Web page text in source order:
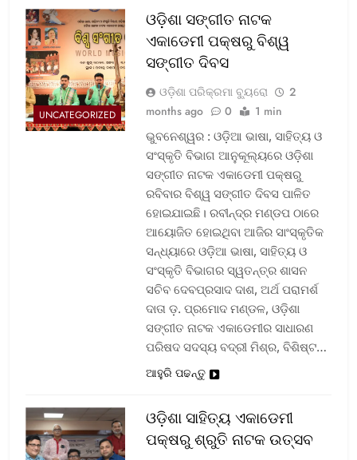
UNCATEGORIZED
ଓଡ଼ିଶା ସଙ୍ଗୀତ ନାଟକ
ଏକାଡେମୀ ପକ୍ଷରୁ ବିଶ୍ୱ
ସଙ୍ଗୀତ ଦିବସ
ଓଡ଼ିଶା ପରିକ୍ରମା ବ୍ୟୁରୋ
2
months ago
0 1 min
ଭୁବନେଶ୍ୱର : ଓଡ଼ିଆ ଭାଷା, ସାହିତ୍ୟ ଓ
ସଂସ୍କୃତି ବିଭାଗ ଆନୁକୂଲ୍ୟରେ ଓଡ଼ିଶା
ସଙ୍ଗୀତ ନାଟକ ଏକାଡେମୀ ପକ୍ଷରୁ
ରବିବାର ବିଶ୍ୱ ସଙ୍ଗୀତ ଦିବସ ପାଳିତ
ହୋଇଯାଇଛି। ରବୀନ୍ଦ୍ର ମଣ୍ଡପ ଠାରେ
ଆୟୋଜିତ ହୋଇଥିବା ଆଜିର ସାଂସ୍କୃତିକ
ସନ୍ଧ୍ୟାରେ ଓଡ଼ିଆ ଭାଷା, ସାହିତ୍ୟ ଓ
ସଂସ୍କୃତି ବିଭାଗର ସ୍ୱତନ୍ତ୍ର ଶାସନ
ସଚିବ ଦେବପ୍ରସାଦ ଦାଶ, ଅର୍ଥ ପରାମର୍ଶ
ଦାତା ଡ଼. ପ୍ରମୋଦ ମଣ୍ଡଳ, ଓଡ଼ିଶା
ସଙ୍ଗୀତ ନାଟକ ଏକାଡେମୀର ସାଧାରଣ
ପରିଷଦ ସଦସ୍ୟ ବଦ୍ରୀ ମିଶ୍ର, ବିଶିଷ୍ଟ…
ଆହୁରି ପଢନ୍ତୁ
ଓଡ଼ିଶା ସାହିତ୍ୟ ଏକାଡେମୀ
ପକ୍ଷରୁ ଶ୍ରୁତି ନାଟକ ଉତ୍ସବ